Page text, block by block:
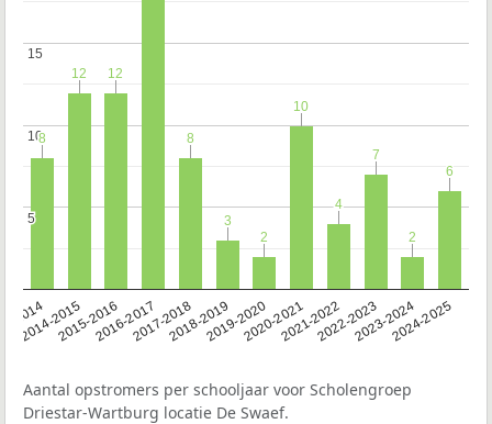
2014
2014-20152015-20162016-20172017-20182018-20192019-20202020-20212021-20222022-20232023-20242024-2025
5
5
10
10
15
15
8
8
12
12 12
12
8
8
3
3
2
2
10
10
4
4
7
7
2
2
6
6
Aantal opstromers per schooljaar voor Scholengroep
Driestar-Wartburg locatie De Swaef.